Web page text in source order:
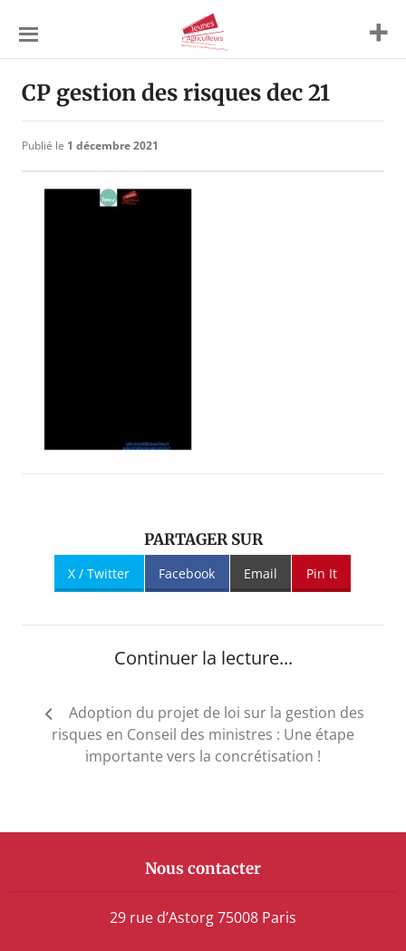
Agriculteurs
CP gestion des risques dec 21
Publié le 1 décembre 2021
PARTAGER SUR
X / Twitter Facebook Email Pin It
Continuer la lecture...
Navigation
l’article
Adoption du projet de loi sur la gestion des
risques en Conseil des ministres : Une étape
importante vers la concrétisation !
Nous contacter
29 rue d’Astorg 75008 Paris